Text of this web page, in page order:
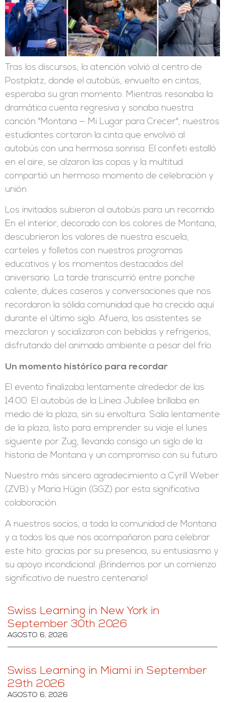
Tras los discursos, la atención volvió al centro de
Postplatz, donde el autobús, envuelto en cintas,
esperaba su gran momento. Mientras resonaba la
dramática cuenta regresiva y sonaba nuestra
canción "Montana — Mi Lugar para Crecer", nuestros
estudiantes cortaron la cinta que envolvió al
autobús con una hermosa sonrisa. El confeti estalló
en el aire, se alzaron las copas y la multitud
compartió un hermoso momento de celebración y
unión.
Los invitados subieron al autobús para un recorrido.
En el interior, decorado con los colores de Montana,
descubrieron los valores de nuestra escuela,
carteles y folletos con nuestros programas
educativos y los momentos destacados del
aniversario. La tarde transcurrió entre ponche
caliente, dulces caseros y conversaciones que nos
recordaron la sólida comunidad que ha crecido aquí
durante el último siglo. Afuera, los asistentes se
mezclaron y socializaron con bebidas y refrigerios,
disfrutando del animado ambiente a pesar del frío.
Un momento histórico para recordar
El evento finalizaba lentamente alrededor de las
14:00. El autobús de la Línea Jubilee brillaba en
medio de la plaza, sin su envoltura. Salía lentamente
de la plaza, listo para emprender su viaje el lunes
siguiente por Zug, llevando consigo un siglo de la
historia de Montana y un compromiso con su futuro.
Nuestro más sincero agradecimiento a Cyrill Weber
(ZVB) y Maria Hügin (GGZ) por esta significativa
colaboración.
A nuestros socios, a toda la comunidad de Montana
y a todos los que nos acompañaron para celebrar
este hito: gracias por su presencia, su entusiasmo y
su apoyo incondicional. ¡Brindemos por un comienzo
significativo de nuestro centenario!
Swiss Learning in New York in
September 30th 2026
AGOSTO 6, 2026
Swiss Learning in Miami in September
29th 2026
AGOSTO 6, 2026